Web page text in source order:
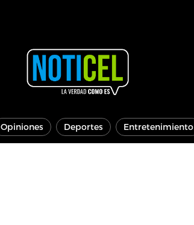
Opiniones Deportes Entretenimiento